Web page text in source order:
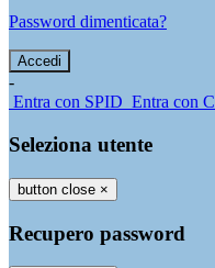
Password dimenticata?
-
Entra con SPID Entra con
Seleziona utente
button close ×
Recupero password